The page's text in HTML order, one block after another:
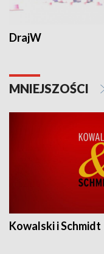
DrajW
MNIEJSZOŚCI
Kowalski i Schmidt